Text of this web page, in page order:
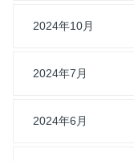
2024年10月
2024年7月
2024年6月